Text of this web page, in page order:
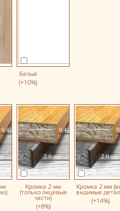
Белый
(+10%)
Кромка 2 мм
(только лицевые
части)
(+8%)
Кромка 2 мм
видимые
(+14%)